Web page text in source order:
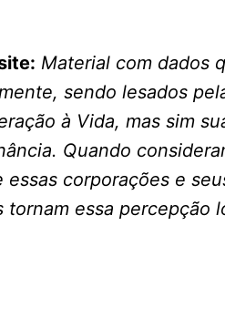
Material com dados
sendo lesados
à Vida, mas sim
Quando
essas corporações e
tornam essa percepção